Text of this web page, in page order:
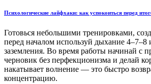
Психологические лайфхаки: как успокоиться перед
Готовься небольшими тренировками,
перед началом используй дыхание 4–7–8
заземления. Во время работы начинай с
черновик без перфекционизма и делай
накатывает волнение — это быстро
концентрацию.